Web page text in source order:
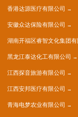
香港达源医疗有限公司
安徽众达保险有限公司
湖南开福区睿智文化集团有
黑龙江泰达化工有限公司
江西探音旅游有限公司
江西安邦医疗有限公司
青海电梦农业有限公司